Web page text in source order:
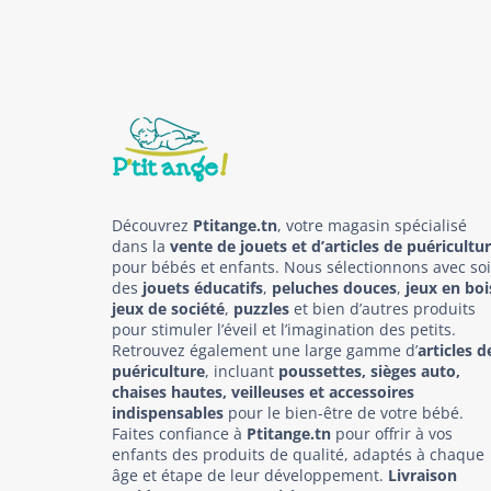
Découvrez Ptitange.tn, votre magasin spécialisé
dans la vente de jouets et d’articles de
pour bébés et enfants. Nous sélectionnons avec
des jouets éducatifs, peluches douces, jeux en
jeux de société, puzzles et bien d’autres produits
pour stimuler l’éveil et l’imagination des petits.
Retrouvez également une large gamme d’articles
puériculture, incluant poussettes, sièges auto,
chaises hautes, veilleuses et accessoires
indispensables pour le bien-être de votre bébé.
Faites confiance à Ptitange.tn pour offrir à vos
enfants des produits de qualité, adaptés à chaque
âge et étape de leur développement. Livraison